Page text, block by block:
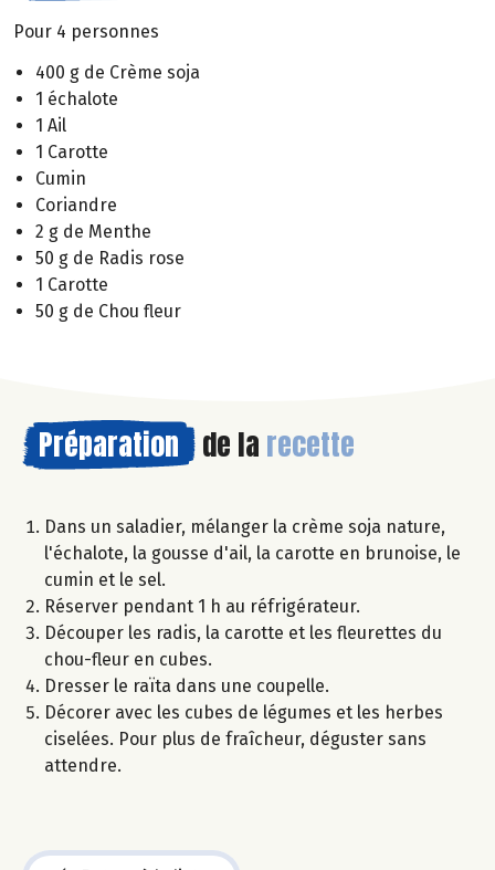
Pour 4 personnes
400 g de Crème soja
1 échalote
1 Ail
1 Carotte
Cumin
Coriandre
2 g de Menthe
50 g de Radis rose
1 Carotte
50 g de Chou fleur
Préparation de la recette
Dans un saladier, mélanger la crème soja nature,
l'échalote, la gousse d'ail, la carotte en brunoise, le
cumin et le sel.
Réserver pendant 1 h au réfrigérateur.
Découper les radis, la carotte et les fleurettes du
chou-fleur en cubes.
Dresser le raïta dans une coupelle.
Décorer avec les cubes de légumes et les herbes
ciselées. Pour plus de fraîcheur, déguster sans
attendre.